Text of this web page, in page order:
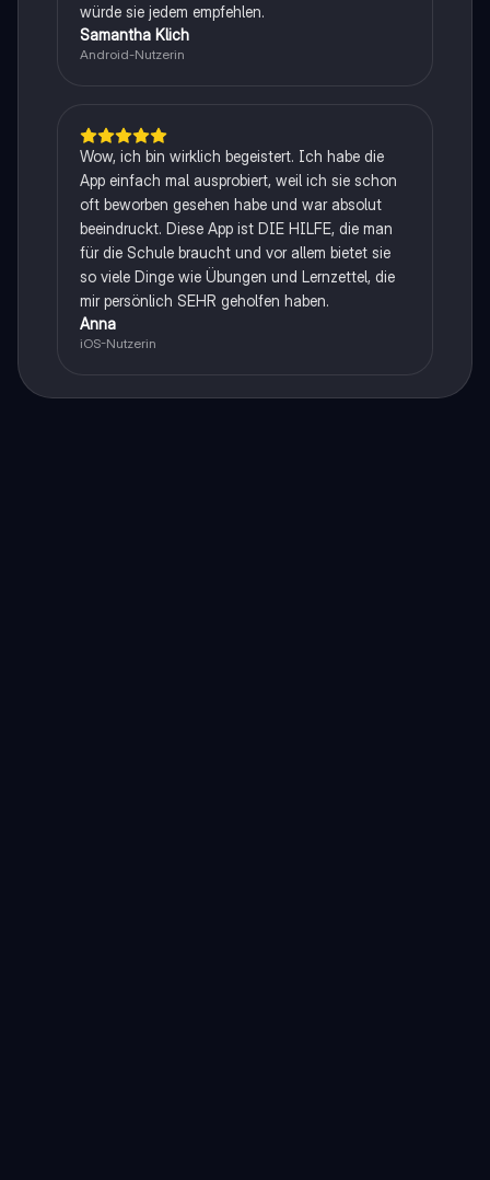
würde sie jedem empfehlen.
Samantha Klich
Android-Nutzerin
Wow, ich bin wirklich begeistert. Ich habe die
App einfach mal ausprobiert, weil ich sie schon
oft beworben gesehen habe und war absolut
beeindruckt. Diese App ist DIE HILFE, die man
für die Schule braucht und vor allem bietet sie
so viele Dinge wie Übungen und Lernzettel, die
mir persönlich SEHR geholfen haben.
Anna
iOS-Nutzerin